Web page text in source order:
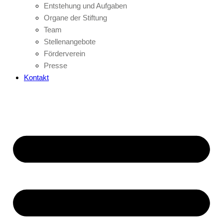
Entstehung und Aufgaben
Organe der Stiftung
Team
Stellenangebote
Förderverein
Presse
Kontakt